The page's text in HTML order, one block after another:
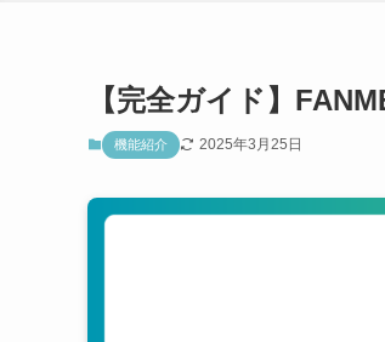
【完全ガイド】
機能紹介 2025年3月25日